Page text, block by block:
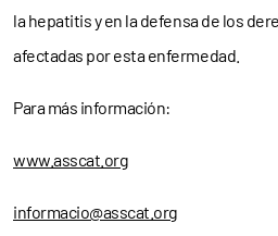
la hepatitis y en la defensa de los
afectadas por esta enfermedad.
Para más información:
www.asscat.org
informacio@asscat.org